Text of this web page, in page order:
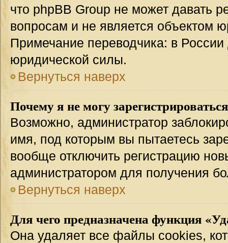
что phpBB Group не может давать
вопросам и не является объектом
Примечание переводчика: в
юридической силы.
Вернуться наверх
Почему я не могу
Возможно, администратор
имя, под которым вы пытаетесь
вообще отключить регистрацию
администратором для получения
Вернуться наверх
Для чего предназначена функция
Она удаляет все файлы cookies,